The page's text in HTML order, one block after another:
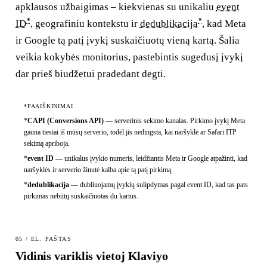
apklausos užbaigimas – kiekvienas su unikaliu event
ID*, geografiniu kontekstu ir dedublikacija*, kad Meta
ir Google tą patį įvykį suskaičiuotų vieną kartą. Šalia
veikia kokybės monitorius, pastebintis sugedusį įvykį
dar prieš biudžetui pradedant degti.
*PAAIŠKINIMAI
*CAPI (Conversions API)— serverinis sekimo kanalas. Pirkimo įvykį Meta
gauna tiesiai iš mūsų serverio, todėl jis nedingsta, kai naršyklė ar Safari ITP
sekimą apriboja.
*event ID — unikalus įvykio numeris, leidžiantis Meta ir Google atpažinti, kad
naršyklės ir serverio žinutė kalba apie tą patį pirkimą.
*dedublikacija— dubliuojamų įvykių sulipdymas pagal event ID, kad tas pats
pirkimas nebūtų suskaičiuotas du kartus.
05 / EL. PAŠTAS
Vidinis variklis vietoj Klaviyo